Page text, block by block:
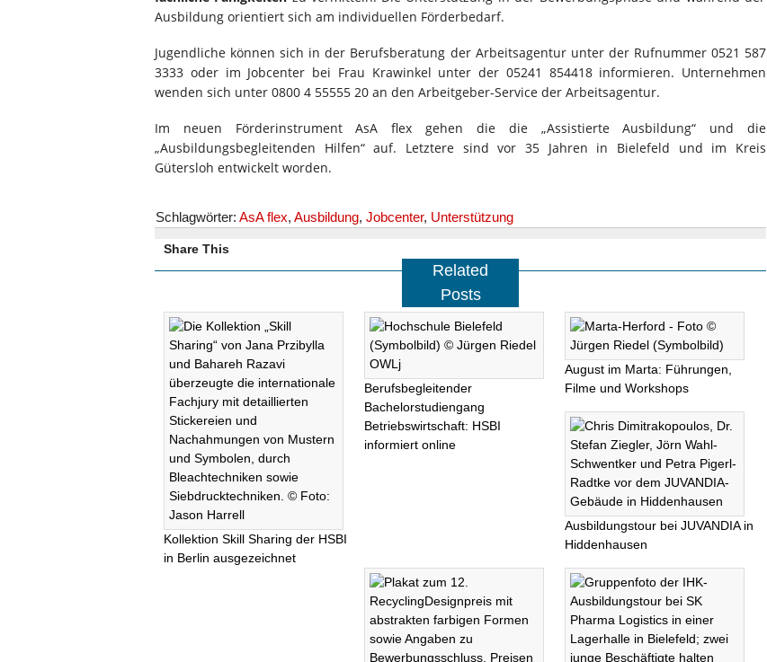
Ausbildung orientiert sich am individuellen Förderbedarf.
Jugendliche können sich in der Berufsberatung der Arbeitsagentur unter der Rufnummer 0521 587
3333 oder im Jobcenter bei Frau Krawinkel unter der 05241 854418 informieren. Unternehmen
wenden sich unter 0800 4 55555 20 an den Arbeitgeber-Service der Arbeitsagentur.
Im neuen Förderinstrument AsA flex gehen die die „Assistierte Ausbildung“ und die
„Ausbildungsbegleitenden Hilfen“ auf. Letztere sind vor 35 Jahren in Bielefeld und im Kreis
Gütersloh entwickelt worden.
Schlagwörter: AsA flex, Ausbildung, Jobcenter, Unterstützung
Share This
Related
Posts
Kollektion Skill Sharing der HSBI
in Berlin ausgezeichnet
Berufsbegleitender
Bachelorstudiengang
Betriebswirtschaft: HSBI
informiert online
August im Marta: Führungen,
Filme und Workshops
Ausbildungstour bei JUVANDIA in
Hiddenhausen